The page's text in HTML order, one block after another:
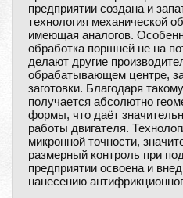
предприятии создана и
технология механической
имеющая аналогов.
обработка поршней не на
делают другие
обрабатывающем центре,
заготовки. Благодаря
получается абсолютно
формы, что даёт
работы двигателя.
микронной точности,
размерный контроль при
предприятии освоена и
нанесению